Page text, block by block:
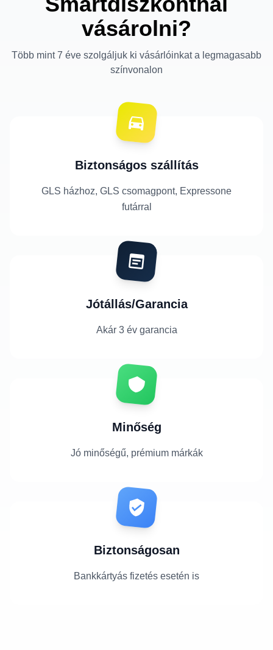
vásárolni?
Több mint 7 éve szolgáljuk ki vásárlóinkat a legmagasabb
színvonalon
Biztonságos szállítás
GLS házhoz, GLS csomagpont, Expressone
futárral
Jótállás/Garancia
Akár 3 év garancia
Minőség
Jó minőségű, prémium márkák
Biztonságosan
Bankkártyás fizetés esetén is